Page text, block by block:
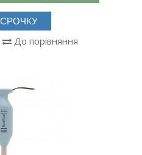
До порівняння